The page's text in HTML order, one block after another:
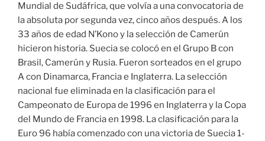
Mundial de Sudáfrica, que volvía a una convocatoria de
la absoluta por segunda vez, cinco años después. A los
33 años de edad N’Kono y la selección de Camerún
hicieron historia. Suecia se colocó en el Grupo B con
Brasil, Camerún y Rusia. Fueron sorteados en el grupo
A con Dinamarca, Francia e Inglaterra. La selección
nacional fue eliminada en la clasificación para el
Campeonato de Europa de 1996 en Inglaterra y la Copa
del Mundo de Francia en 1998. La clasificación para la
Euro 96 había comenzado con una victoria de Suecia 1-